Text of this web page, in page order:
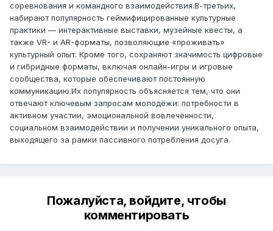
соревнования и командного взаимодействия.В-третьих,
набирают популярность геймифицированные культурные
практики — интерактивные выставки, музейные квесты, а
также VR- и AR-форматы, позволяющие «проживать»
культурный опыт. Кроме того, сохраняют значимость цифровые
и гибридные форматы, включая онлайн-игры и игровые
сообщества, которые обеспечивают постоянную
коммуникацию.Их популярность объясняется тем, что они
отвечают ключевым запросам молодёжи: потребности в
активном участии, эмоциональной вовлечённости,
социальном взаимодействии и получении уникального опыта,
выходящего за рамки пассивного потребления досуга.
Пожалуйста, войдите, чтобы
комментировать